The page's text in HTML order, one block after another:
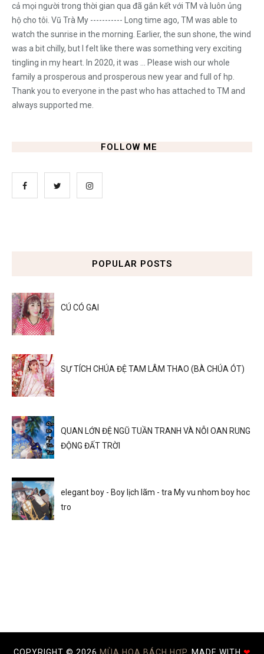
cả mọi người trong thời gian qua đã gắn kết với TM và luôn ủng
hộ cho tôi. Vũ Trà My ----------- Long time ago, TM was able to
watch the sunrise in the morning. Earlier, the sun shone, the wind
was a bit chilly, but I felt like there was something very exciting
tingling in my heart. In 2020, it was ... Please wish our whole
family a prosperous and prosperous new year and full of hp.
Thank you to everyone in the past who has attached to TM and
always supported me.
FOLLOW ME
POPULAR POSTS
CÚ CÓ GAI
SỰ TÍCH CHÚA ĐỆ TAM LÂM THAO (BÀ CHÚA ÓT)
QUAN LỚN ĐỆ NGŨ TUẦN TRANH VÀ NỖI OAN RUNG
ĐỘNG ĐẤT TRỜI
elegant boy - Boy lịch lãm - tra My vu nhom boy hoc
tro